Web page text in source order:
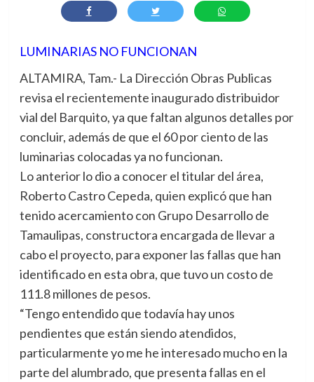
LUMINARIAS NO FUNCIONAN
ALTAMIRA, Tam.- La Dirección Obras Publicas
revisa el recientemente inaugurado distribuidor
vial del Barquito, ya que faltan algunos detalles por
concluir, además de que el 60 por ciento de las
luminarias colocadas ya no funcionan.
Lo anterior lo dio a conocer el titular del área,
Roberto Castro Cepeda, quien explicó que han
tenido acercamiento con Grupo Desarrollo de
Tamaulipas, constructora encargada de llevar a
cabo el proyecto, para exponer las fallas que han
identificado en esta obra, que tuvo un costo de
111.8 millones de pesos.
“Tengo entendido que todavía hay unos
pendientes que están siendo atendidos,
particularmente yo me he interesado mucho en la
parte del alumbrado, que presenta fallas en el